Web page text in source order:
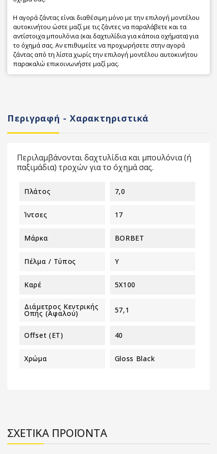
Η αγορά ζάντας είναι διαθέσιμη μόνο με την επιλογή μοντέλου
αυτοκινήτου ώστε μαζί με τις ζάντες να παραλάβετε και τα
αντίστοιχα μπουλόνια (και δαχτυλίδια για κάποια οχήματα) για
το όχημά σας. Αν επιθυμείτε να προχωρήσετε στην αγορά
ζάντας από τη λίστα χωρίς την επιλογή μοντέλου αυτοκινήτου
παρακαλώ επικοινωνήστε μαζί μας.
Περιγραφή - Χαρακτηριστικά
Περιλαμβάνονται δαχτυλίδια και μπουλόνια (ή
παξιμάδια) τροχών για το όχημά σας.
Πλάτος 7,0
Ίντσες 17
Μάρκα BORBET
Πέλμα / Τύπος Y
Καρέ 5X100
Διάμετρος Κεντρικής
Οπής (αφαλού) 57,1
Offset (ET) 40
Χρώμα Gloss Black
ΣΧΕΤΙΚΑ ΠΡΟΪΟΝΤΑ